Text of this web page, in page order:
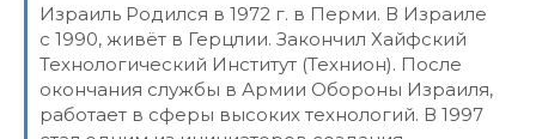
Израиль Родился в 1972 г. в Перми. В Израиле
с 1990, живёт в Герцлии. Закончил Хайфский
Технологический Институт (Технион). После
окончания службы в Армии Обороны Израиля,
работает в сферы высоких технологий. В 1997